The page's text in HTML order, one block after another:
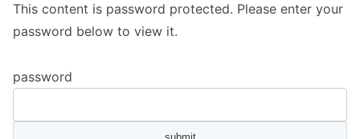
This content is password protected. Please enter your
password below to view it.
password